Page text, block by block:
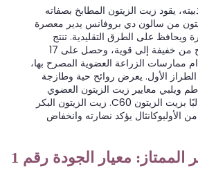
يقود زيت الزيتون المطابخ بصفاته
زيتون من سالون دي بروفانس يدير معصرة
يزرع 1400 شجرة ويحافظ على الطرق التقليدية. تنتج
البستان خمس أنواع تتراوح من خفيفة إلى قوية، وحصل على 17
2005. باستخدام ممارسات الزراعة العضوية المصرح بها،
الأول. يعرض روائح حية وطازجة
ويلبي معايير زيت الزيتون العضوي
البكر الممتاز، المعروف غالبًا بزيت الزيتون C60. زيت الزيتون البكر
الأوليوكانثال يؤكد نضارته وانخفاض
الممتاز: معيار الجودة رقم 1